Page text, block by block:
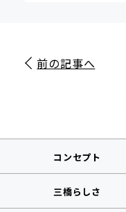
前の記事へ
コンセプト
三橋らしさ